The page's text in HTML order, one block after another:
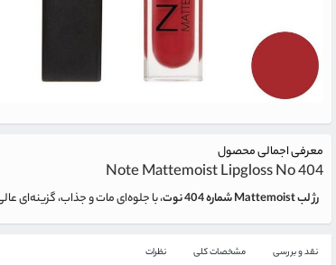
معرفی اجمالی محصول
Note Mattemoist Lipgloss No 404
رژ لب Mattemoist شماره 404 نوت ، با جلوه‌ای مات و جذاب، گزینه‌ای
نقد و بررسی مشخصات کلی نظرات